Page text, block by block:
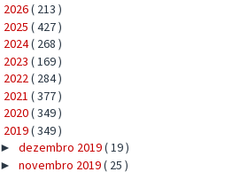
2026( 213 )
2025 ( 427 )
2024( 268 )
2023 ( 169 )
2022( 284 )
2021 ( 377 )
2020( 349 )
2019( 349 )
► dezembro 2019( 19 )
► novembro 2019( 25 )